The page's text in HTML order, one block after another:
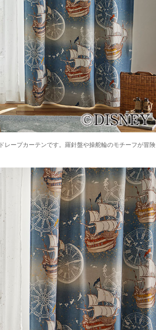
ープカーテンです。羅針盤や操舵輪のモチーフが冒険